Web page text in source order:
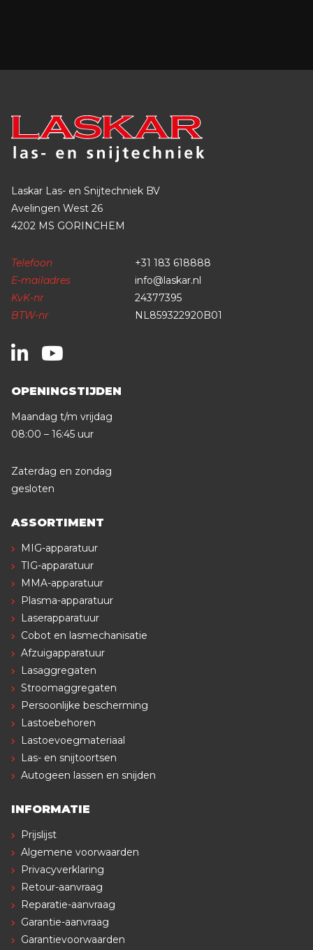
Laskar Las- en Snijtechniek BV
Avelingen West 26
4202 MS GORINCHEM
Telefoon
+31 183 618888
E-mailadres
info@laskar.nl
KvK-nr
24377395
BTW-nr
NL859322920B01
OPENINGSTIJDEN
Maandag t/m vrijdag
08:00 – 16:45 uur
Zaterdag en zondag
gesloten
ASSORTIMENT
MIG-apparatuur
TIG-apparatuur
MMA-apparatuur
Plasma-apparatuur
Laserapparatuur
Cobot en lasmechanisatie
Afzuigapparatuur
Lasaggregaten
Stroomaggregaten
Persoonlijke bescherming
Lastoebehoren
Lastoevoegmateriaal
Las- en snijtoortsen
Autogeen lassen en snijden
INFORMATIE
Prijslijst
Algemene voorwaarden
Privacyverklaring
Retour-aanvraag
Reparatie-aanvraag
Garantie-aanvraag
Garantievoorwaarden